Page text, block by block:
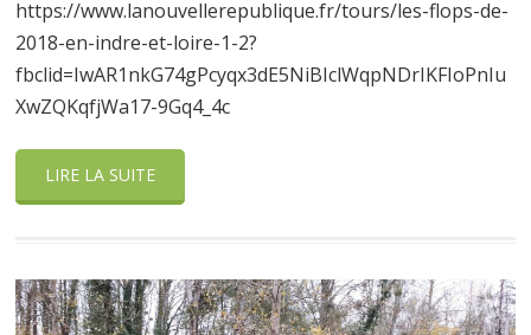
https://www.lanouvellerepublique.fr/tours/les-flops-de-
2018-en-indre-et-loire-1-2?
fbclid=IwAR1nkG74gPcyqx3dE5NiBIclWqpNDrIKFIoPnIu
XwZQKqfjWa17-9Gq4_4c
LIRE LA SUITE